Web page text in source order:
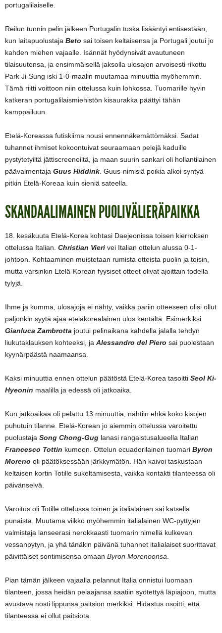
portugalilaiselle.
Reilun tunnin pelin jälkeen Portugalin tuska lisääntyi entisestään,
kun laitapuolustaja Beto sai toisen keltaisensa ja Portugali joutui jo
kahden miehen vajaalle. Isännät hyödynsivät avautuneen
tilaisuutensa, ja ensimmäisellä jaksolla ulosajon arvoisesti rikottu
Park Ji-Sung iski 1-0-maalin muutamaa minuuttia myöhemmin.
Tämä riitti voittoon niin ottelussa kuin lohkossa. Tuomarille hyvin
katkeran portugalilaismiehistön kisaurakka päättyi tähän
kamppailuun.
Etelä-Koreassa futiskiima nousi ennennäkemättömäksi. Sadat
tuhannet ihmiset kokoontuivat seuraamaan pelejä kaduille
pystytetyiltä jättiscreeneiltä, ja maan suurin sankari oli hollantilainen
päävalmentaja Guus Hiddink . Guus-nimisiä poikia alkoi syntyä
pitkin Etelä-Koreaa kuin sieniä sateella.
SKANDAALIMAINEN PUOLIVÄLIERÄPAIKKA
18. kesäkuuta Etelä-Korea kohtasi Daejeonissa toisen kierroksen
ottelussa Italian. Christian Vieri vei Italian ottelun alussa 0-1-
johtoon. Kohtaaminen muistetaan rumista otteista puolin ja toisin,
mutta varsinkin Etelä-Korean fyysiset otteet olivat ajoittain todella
tylyjä.
Ihme ja kumma, ulosajoja ei nähty, vaikka pariin otteeseen olisi ollut
paljonkin syytä ajaa eteläkorealainen ulos kentältä. Esimerkiksi
Gianluca Zambrotta joutui pelinaikana kahdella jalalla tehdyn
liukutaklauksen kohteeksi, ja Alessandro del Piero sai puolestaan
kyynärpäästä naamaansa.
Kaksi minuuttia ennen ottelun päätöstä Etelä-Korea tasoitti Seol Ki-
Hyeonin maalilla ja edessä oli jatkoaika.
Kun jatkoaikaa oli pelattu 13 minuuttia, nähtiin ehkä koko kisojen
puhutuin tilanne. Etelä-Korean jo aiemmin ottelussa varoitettu
puolustaja Song Chong-Gug lanasi rangaistusalueella Italian
Francesco Tottin kumoon. Ottelun ecuadorilainen tuomari Byron
Moreno oli päätöksessään järkkymätön. Hän kaivoi taskustaan
keltaisen kortin Totille sukeltamisesta, vaikka kontakti tilanteessa oli
päivänselvä.
Varoitus oli Totille ottelussa toinen ja italialainen sai katsella
punaista. Muutama viikko myöhemmin italialainen WC-pyttyjen
valmistaja lanseerasi nerokkaasti tuomarin nimellä kulkevan
vessanpytyn, ja yhä tänäkin päivänä tuhannet italialaiset suorittavat
päivittäiset sontimisensa omaan Byron Morenoonsa
Pian tämän jälkeen vajaalla pelannut Italia onnistui luomaan
tilanteen, jossa heidän pelaajansa saatiin syötettyä läpiajoon, mutta
avustava nosti lippunsa paitsion merkiksi. Hidastus osoitti, että
tilanteessa ei ollut paitsiota.